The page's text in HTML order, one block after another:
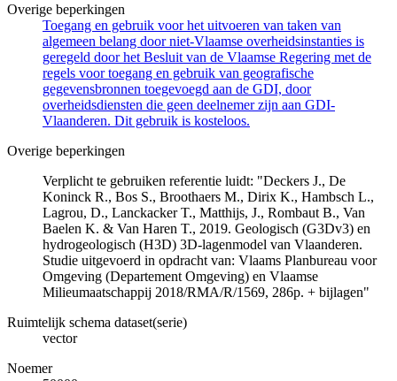
Overige beperkingen
Toegang en gebruik voor het uitvoeren van taken van
algemeen belang door niet-Vlaamse overheidsinstanties is
geregeld door het Besluit van de Vlaamse Regering met de
regels voor toegang en gebruik van geografische
gegevensbronnen toegevoegd aan de GDI, door
overheidsdiensten die geen deelnemer zijn aan GDI-
Vlaanderen. Dit gebruik is kosteloos.
Overige beperkingen
Verplicht te gebruiken referentie luidt: "Deckers J., De
Koninck R., Bos S., Broothaers M., Dirix K., Hambsch L.,
Lagrou, D., Lanckacker T., Matthijs, J., Rombaut B., Van
Baelen K. & Van Haren T., 2019. Geologisch (G3Dv3) en
hydrogeologisch (H3D) 3D-lagenmodel van Vlaanderen.
Studie uitgevoerd in opdracht van: Vlaams Planbureau voor
Omgeving (Departement Omgeving) en Vlaamse
Milieumaatschappij 2018/RMA/R/1569, 286p. + bijlagen"
Ruimtelijk schema dataset(serie)
vector
Noemer